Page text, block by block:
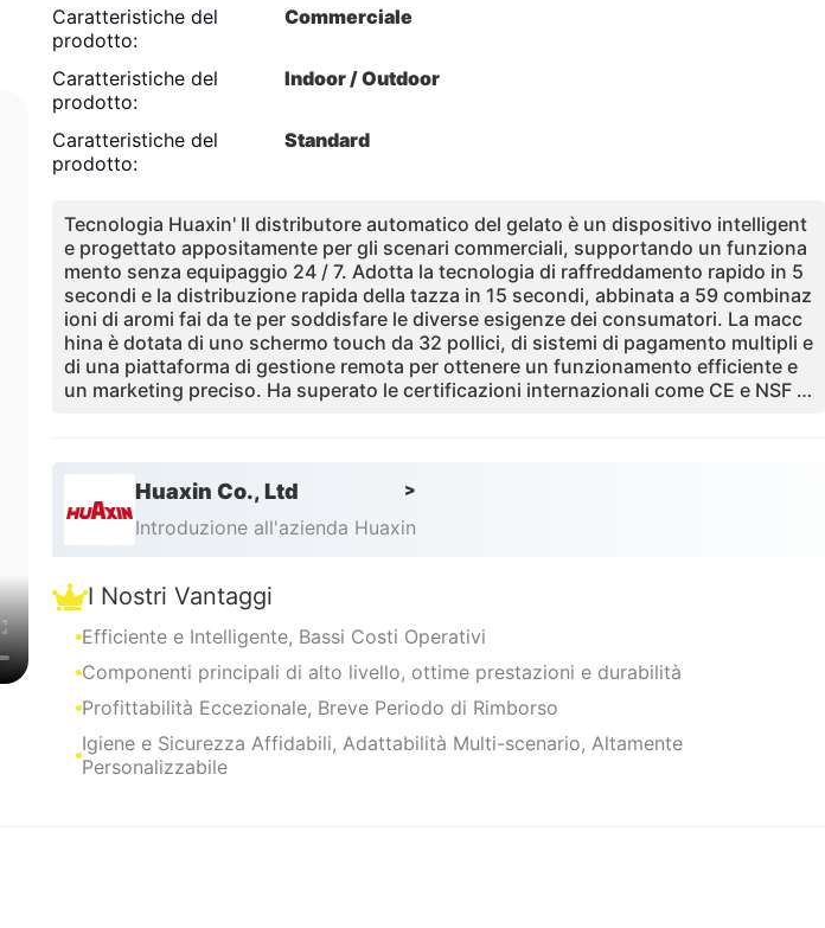
Caratteristiche del
prodotto:
Commerciale
Caratteristiche del
prodotto:
Indoor / Outdoor
Caratteristiche del
prodotto:
Standard
Tecnologia Huaxin' Il distributore automatico del gelato è un dispositivo intelligent
e progettato appositamente per gli scenari commerciali, supportando un funziona
mento senza equipaggio 24 / 7. Adotta la tecnologia di raffreddamento rapido in 5
secondi e la distribuzione rapida della tazza in 15 secondi, abbinata a 59 combinaz
ioni di aromi fai da te per soddisfare le diverse esigenze dei consumatori. La macc
hina è dotata di uno schermo touch da 32 pollici, di sistemi di pagamento multipli e
di una piattaforma di gestione remota per ottenere un funzionamento efficiente e
un marketing preciso. Ha superato le certificazioni internazionali come CE e NSF e
Huaxin Co., Ltd >
Introduzione all'azienda Huaxin
I Nostri Vantaggi
Efficiente e Intelligente, Bassi Costi Operativi
Componenti principali di alto livello, ottime prestazioni e durabilità
Profittabilità Eccezionale, Breve Periodo di Rimborso
Igiene e Sicurezza Affidabili, Adattabilità Multi-scenario, Altamente
Personalizzabile